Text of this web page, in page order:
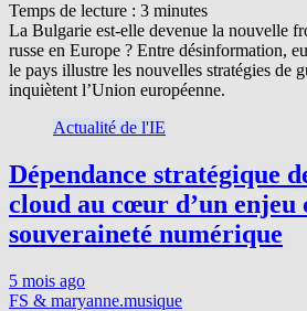
Temps de lecture : 3 minutes
La Bulgarie est-elle devenue la nouvelle
russe en Europe ? Entre désinformation,
le pays illustre les nouvelles stratégies de
inquiètent l’Union européenne.
Actualité de l'IE
Dépendance stratégique
cloud au cœur d’un enjeu
souveraineté numérique
5 mois ago
FS & maryanne.musique